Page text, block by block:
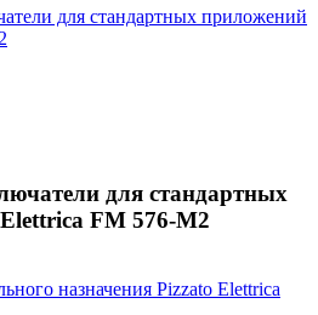
для стандартных
FM 576-M2